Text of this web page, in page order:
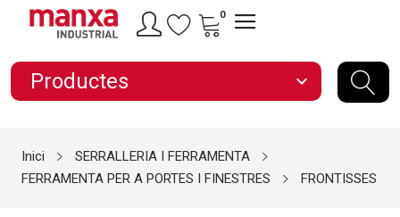
0
Productes expand_more
Inici
SERRALLERIA I FERRAMENTA
FERRAMENTA PER A PORTES I FINESTRES
FRONTISSES